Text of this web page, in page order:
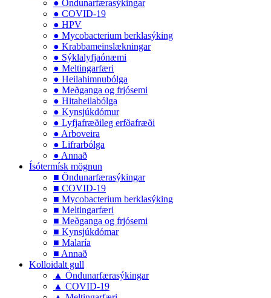
● Öndunarfærasýkingar
● COVID-19
● HPV
● Mycobacterium berklasýking
● Krabbameinslækningar
● Sýklalyfjaónæmi
● Meltingarfæri
● Heilahimnubólga
● Meðganga og frjósemi
● Hitaheilabólga
● Kynsjúkdómur
● Lyfjafræðileg erfðafræði
● Arboveira
● Lifrarbólga
● Annað
Ísótermísk mögnun
■ Öndunarfærasýkingar
■ COVID-19
■ Mycobacterium berklasýking
■ Meltingarfæri
■ Meðganga og frjósemi
■ Kynsjúkdómar
■ Malaría
■ Annað
Kolloidalt gull
▲ Öndunarfærasýkingar
▲ COVID-19